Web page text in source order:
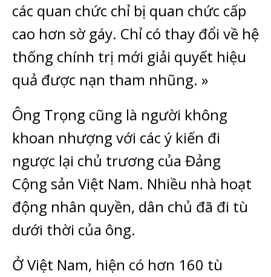
các quan chức chỉ bị quan chức cấp
cao hơn sờ gáy. Chỉ có thay đổi về hệ
thống chính trị mới giải quyết hiệu
quả được nạn tham nhũng. »
Ông Trọng cũng là người không
khoan nhượng với các ý kiến đi
ngược lại chủ trương của Đảng
Cộng sản Việt Nam. Nhiều nhà hoạt
động nhân quyền, dân chủ đã đi tù
dưới thời của ông.
Ở Việt Nam, hiện có hơn 160 tù